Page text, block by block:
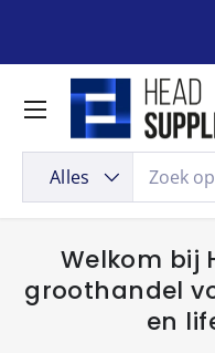
Productsoort
Alles
Menu
Welkom bij
groothandel
en